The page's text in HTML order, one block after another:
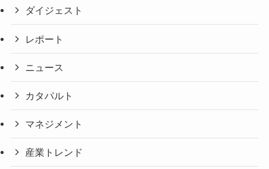
ダイジェスト
レポート
ニュース
カタパルト
マネジメント
産業トレンド